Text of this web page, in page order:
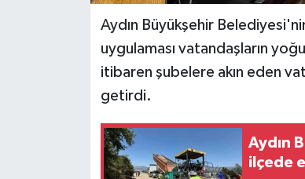
Aydın Büyükşehir
uygulaması vatandaşların
itibaren şubelere akın eden
getirdi.
Aydın
ilçede